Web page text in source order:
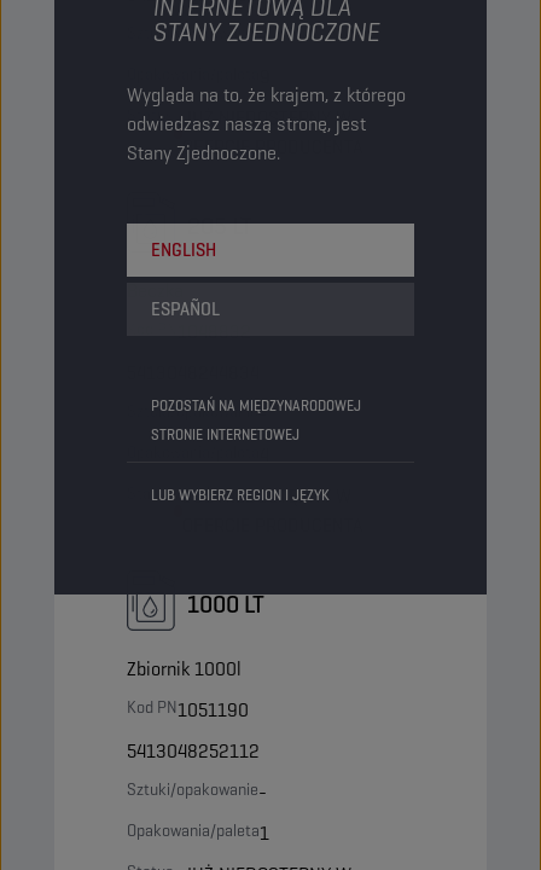
STANY ZJEDNOCZONE
Wygląda na to, że krajem, z którego
odwiedzasz naszą stronę, jest
Stany Zjednoczone.
ENGLISH
ESPAÑOL
POZOSTAŃ NA MIĘDZYNARODOWEJ
STRONIE INTERNETOWEJ
LUB WYBIERZ REGION I JĘZYK
Sztuki/opakowanie-
Status
JUŻ NIEDOSTĘPNY W
OFERCIE PRODUCENTA
205 LT
Sztuki/opakowanie-
Status JUŻ NIEDOSTĘPNY W
1000 LT
Zbiornik 1000l
Kod PN1051190
5413048252112
Sztuki/opakowanie-
Opakowania/paleta1